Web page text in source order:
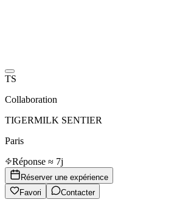
TS
Collaboration
TIGERMILK SENTIER
Paris
Réponse ≈ 7j
Réserver une expérience
Favori
Contacter